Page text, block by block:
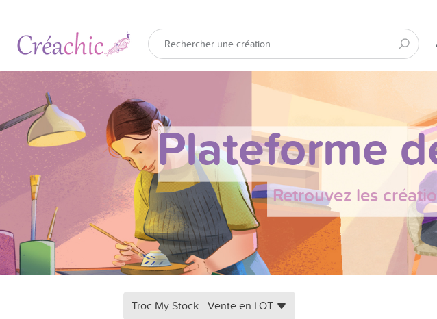
Plateforme
Retrouvez les
Troc My Stock - Vente en LOT